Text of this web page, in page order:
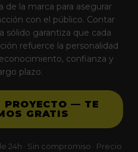
de la marca para asegurar
con el público. Contar
sólido garantiza que cada
refuerce la personalidad
confianza y
plazo.
PROYECTO — TE
GRATIS
24h · Sin compromiso · Precio